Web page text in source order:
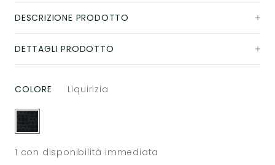
DESCRIZIONE PRODOTTO
DETTAGLI PRODOTTO
COLORE Liquirizia
1 con disponibilità immediata